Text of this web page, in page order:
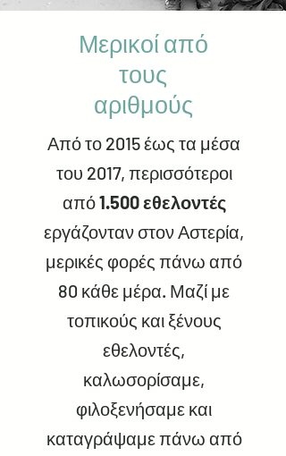
Μερικοί από
τους
αριθμούς
Από το 2015 έως τα μέσα
του 2017, περισσότεροι
από1.500 εθελοντές
εργάζονταν στον Αστερία,
μερικές φορές πάνω από
80 κάθε μέρα. Μαζί με
τοπικούς και ξένους
εθελοντές,
καλωσορίσαμε,
φιλοξενήσαμε και
καταγράψαμε πάνω από